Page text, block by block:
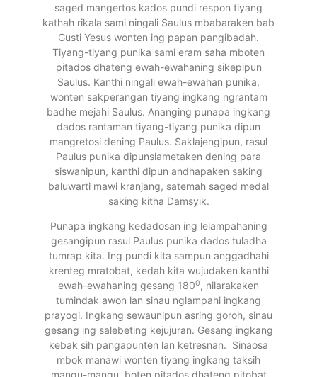
saged mangertos kados pundi respon tiyang
kathah rikala sami ningali Saulus mbabaraken bab
Gusti Yesus wonten ing papan pangibadah.
Tiyang-tiyang punika sami eram saha mboten
pitados dhateng ewah-ewahaning sikepipun
Saulus. Kanthi ningali ewah-ewahan punika,
wonten sakperangan tiyang ingkang ngrantam
badhe mejahi Saulus. Ananging punapa ingkang
dados rantaman tiyang-tiyang punika dipun
mangretosi dening Paulus. Saklajengipun, rasul
Paulus punika dipunslametaken dening para
siswanipun, kanthi dipun andhapaken saking
baluwarti mawi kranjang, satemah saged medal
saking kitha Damsyik.
Punapa ingkang kedadosan ing lelampahaning
gesangipun rasul Paulus punika dados tuladha
tumrap kita. Ing pundi kita sampun anggadhahi
krenteg mratobat, kedah kita wujudaken kanthi
ewah-ewahaning gesang 1800, nilarakaken
tumindak awon lan sinau nglampahi ingkang
prayogi. Ingkang sewaunipun asring goroh, sinau
gesang ing salebeting kejujuran. Gesang ingkang
kebak sih pangapunten lan ketresnan. Sinaosa
mbok manawi wonten tiyang ingkang taksih
mangu-mangu, boten pitados dhateng pitobat